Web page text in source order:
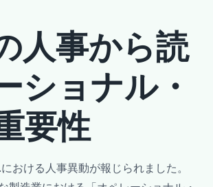
人事から読
ショナル・
要性
ける人事異動が報じられました。